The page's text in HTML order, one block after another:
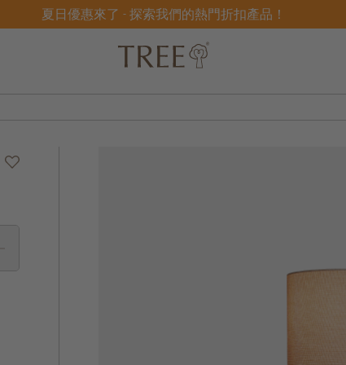
夏日優惠來了 - 探索我們的熱門折扣產品！